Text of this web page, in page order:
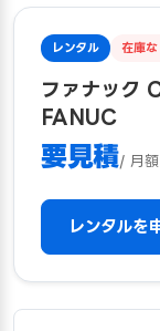
レンタル 在庫な
ファナック
FANUC
要見積/ 月額
レンタルを